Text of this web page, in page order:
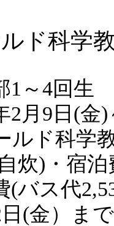
ルド科
～4回生
9日(金)
ド科学教
)・宿泊
2,530
(金）ま